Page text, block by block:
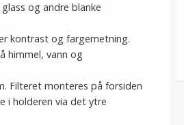
og andre blanke
kontrast og fargemetning.
himmel, vann og
Filteret monteres på forsiden
i holderen via det ytre